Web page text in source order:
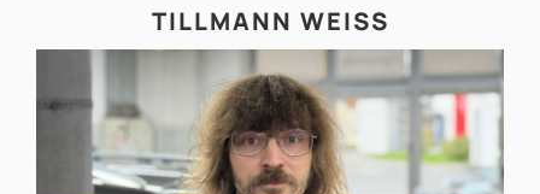
TILLMANN WEISS